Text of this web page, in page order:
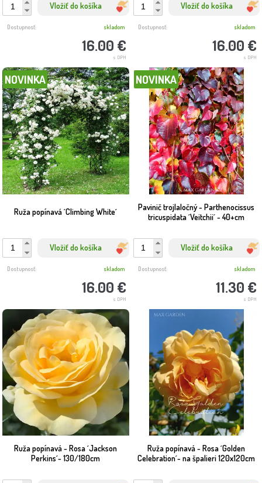
Vložiť do košíka
16.00 €
s DPH
Dostupnosť: skladom
Vložiť do košíka
16.00 €
s DPH
Dostupnosť: skladom
Ruža popínavá ´Climbing White´
NOVINKA
Vložiť do košíka
16.00 €
s DPH
Dostupnosť: skladom
Pavinič trojlaločný - Parthenocissus
tricuspidata ´Veitchii´ - 40+cm
NOVINKA
Vložiť do košíka
11.30 €
s DPH
Dostupnosť: skladom
Ruža popínavá - Rosa ´Jackson
Perkins´- 130/180cm
Ruža popínavá - Rosa ´Golden
Celebration´- na špalieri 120x120cm